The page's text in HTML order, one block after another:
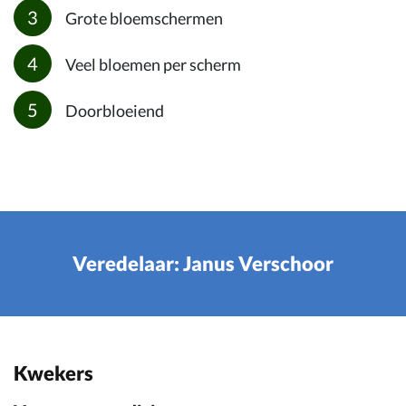
Grote bloemschermen
Veel bloemen per scherm
Doorbloeiend
Veredelaar: Janus Verschoor
Kwekers